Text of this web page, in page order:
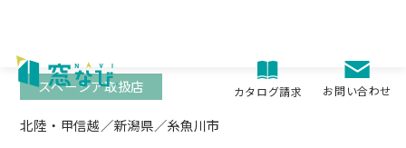
content
カタログ請求 お問い合わせ
北陸・甲信越／新潟県／糸魚川市
スペーシア取扱店